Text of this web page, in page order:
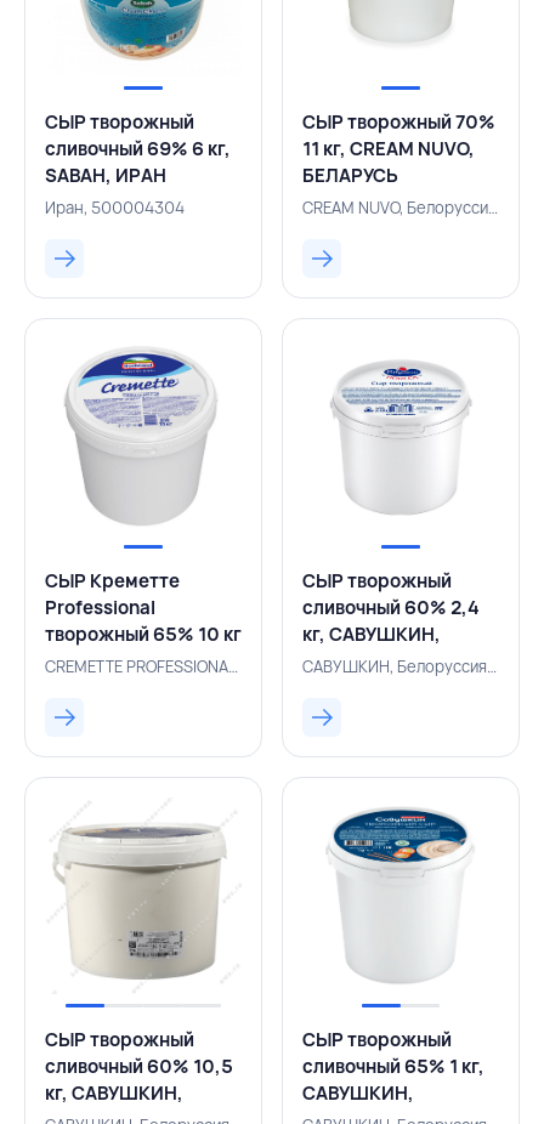
СЫР творожный
сливочный 69% 6 кг,
SABAH, ИРАН
Иран, 500004304
СЫР творожный 70%
11 кг, CREAM NUVO,
БЕЛАРУСЬ
CREAM NUVO, Белоруссия, 131004165
СЫР Креметте
Professional
творожный 65% 10 кг
(КК), CREMETTE
РОССИЯ
CREMETTE PROFESSIONAL, Россия, 500004892
СЫР творожный
сливочный 60% 2,4
кг, САВУШКИН,
БЕЛАРУСЬ
САВУШКИН, Белоруссия, 500005493
СЫР творожный
сливочный 60% 10,5
кг, САВУШКИН,
СЫР творожный
сливочный 65% 1 кг,
САВУШКИН,